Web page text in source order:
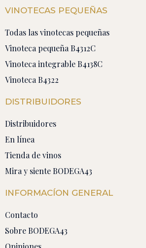
VINOTECAS PEQUEÑAS
Todas las vinotecas pequeñas
Vinoteca pequeña B4312C
Vinoteca integrable B4138C
Vinoteca B4322
DISTRIBUIDORES
Distribuidores
En línea
Tienda de vinos
Mira y siente BODEGA43
INFORMACÍON GENERAL
Contacto
Sobre BODEGA43